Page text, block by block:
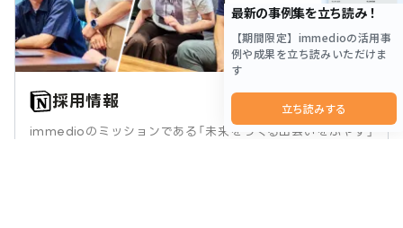
採用情報
immedioのミッションである「未来をつくる出会いをふやす」